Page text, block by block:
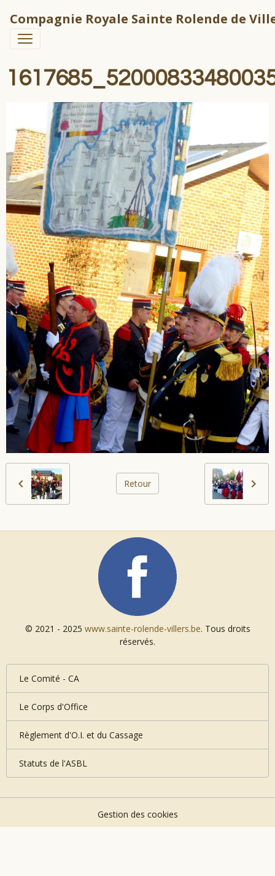
Compagnie Royale Sainte Rolende de
Retour
© 2021 - 2025 www.sainte-rolende-villers.be. Tous droits
réservés.
Le Comité - CA
Le Corps d'Office
Règlement d'O.I. et du Cassage
Statuts de l'ASBL
Gestion des cookies